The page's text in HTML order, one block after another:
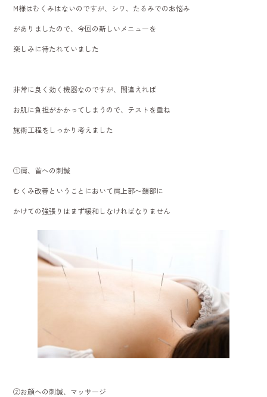
M様はむくみはないのですが、シワ、たるみでのお悩み
がありましたので、今回の新しいメニューを
楽しみに待たれていました
非常に良く効く機器なのですが、間違えれば
お肌に負担がかかってしまうので、テストを重ね
施術工程をしっかり考えました
①肩、首への刺鍼
むくみ改善ということにおいて肩上部〜頚部に
かけての強張りはまず緩和しなければなりません
②お顔への刺鍼、マッサージ